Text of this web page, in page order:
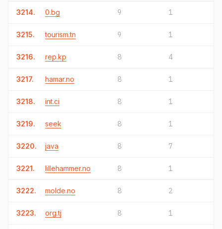
3214. 0.bg 9 1
3215. tourism.tn 9 1
3216. rep.kp 8 4
3217. hamar.no 8 1
3218. int.ci 8 1
3219. seek 8 1
3220. java 8 7
3221. lillehammer.no 8 1
3222. molde.no 8 2
3223. org.tj 8 1